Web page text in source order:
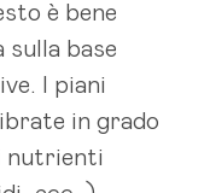
è bene
sulla base
I piani
in grado
nutrienti